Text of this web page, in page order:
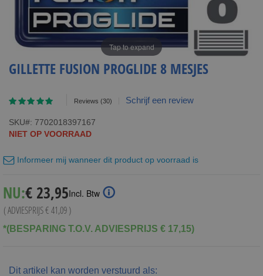
Tap to expand
GILLETTE FUSION PROGLIDE 8 MESJES
Waardering:
Reviews (30) Schrijf een review
SKU
7702018397167
NIET OP VOORRAAD
Informeer mij wanneer dit product op voorraad is
NU: Special
Price
€ 23,95Incl. Btw
( ADVIESPRIJS€ 41,09)
*(BESPARING T.O.V. ADVIESPRIJS € 17,15)
Dit artikel kan worden verstuurd als: